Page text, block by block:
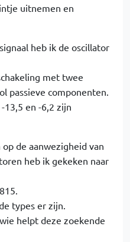
uitnemen en
heb ik de oscillator
met twee
passieve componenten.
13,5 en -6,2 zijn
de aanwezigheid van
heb ik gekeken naar
types er zijn.
helpt deze zoekende